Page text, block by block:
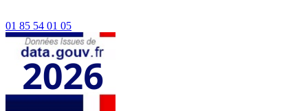
01 85 54 01 05